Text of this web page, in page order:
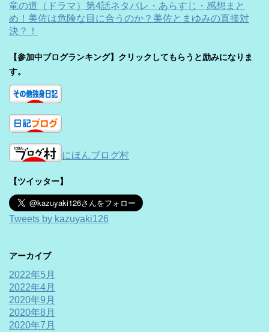
竜の道（ドラマ）第4話ネタバレ・あらすじ・感想まと
め！美佐は危険な目に合うのか？美佐とまゆみの直接対
決？！
【参加中ブログランキング】クリックしてもらうと励みになりま
す。
にほんブログ村
【ツイッター】
Tweets by kazuyaki126
アーカイブ
2022年5月
2022年4月
2020年9月
2020年8月
2020年7月